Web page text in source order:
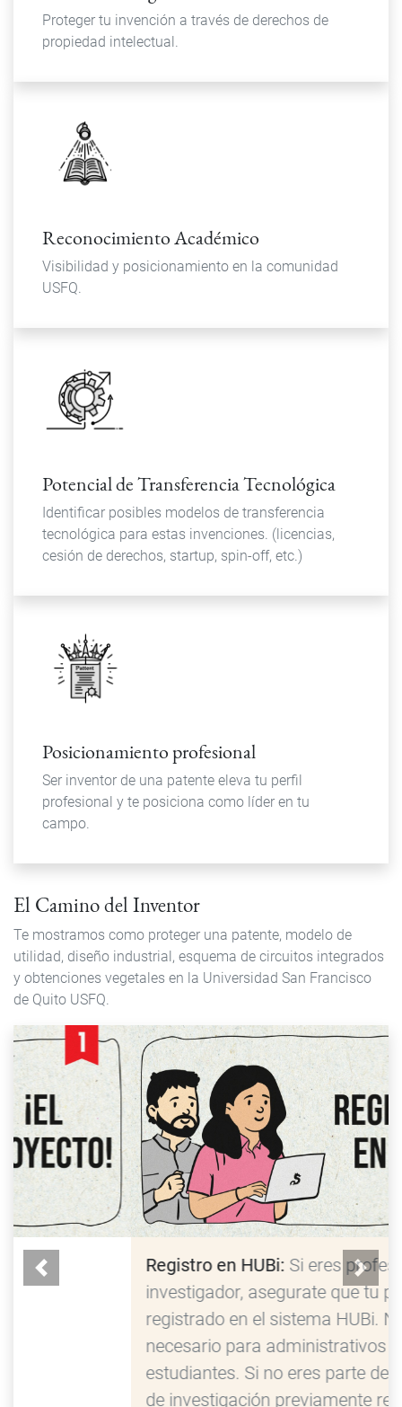
Proteger tu invención a través de derechos de
propiedad intelectual.
Reconocimiento Académico
Visibilidad y posicionamiento en la comunidad
USFQ.
Potencial de Transferencia Tecnológica
Identificar posibles modelos de transferencia
tecnológica para estas invenciones. (licencias,
cesión de derechos, startup, spin-off, etc.)
Posicionamiento profesional
Ser inventor de una patente eleva tu perfil
profesional y te posiciona como líder en tu
campo.
El Camino del Inventor
Te mostramos como proteger una patente, modelo de
utilidad, diseño industrial, esquema de circuitos integrados
y obtenciones vegetales en la Universidad San Francisco
de Quito USFQ.
Registro en HUBi:Si eres profesor o
investigador, asegurate que tu proyecto esta
registrado en el sistema HUBi. No es
necesario para administrativos o
estudiantes. Si no eres parte de un proyecto
de investigación previamente registrado en
Previous Next